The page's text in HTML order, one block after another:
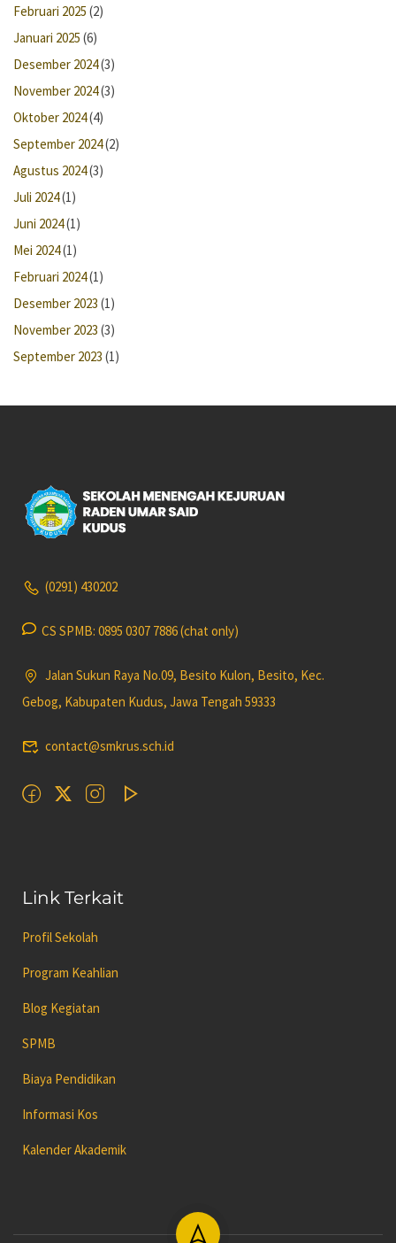
Februari 2025 (2)
Januari 2025 (6)
Desember 2024(3)
November 2024(3)
Oktober 2024(4)
September 2024(2)
Agustus 2024(3)
Juli 2024(1)
Juni 2024(1)
Mei 2024(1)
Februari 2024(1)
Desember 2023 (1)
November 2023 (3)
September 2023 (1)
(0291) 430202
CS SPMB: 0895 0307 7886 (chat only)
Jalan Sukun Raya No.09, Besito Kulon, Besito, Kec.
Gebog, Kabupaten Kudus, Jawa Tengah 59333
contact@smkrus.sch.id
Link Terkait
Profil Sekolah
Program Keahlian
Blog Kegiatan
SPMB
Biaya Pendidikan
Informasi Kos
Kalender Akademik